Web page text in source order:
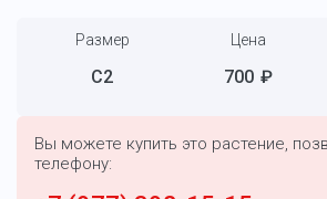
Размер Цена
С2 700 ₽
Вы можете купить это растение,
телефону: